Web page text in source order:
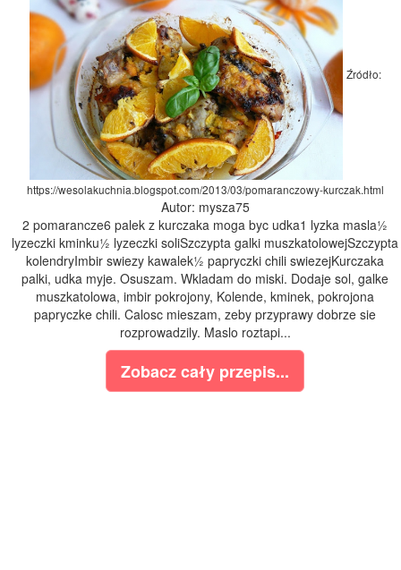
Źródło:
https://wesolakuchnia.blogspot.com/2013/03/pomaranczowy-kurczak.html
Autor: mysza75
2 pomarancze6 palek z kurczaka moga byc udka1 lyzka masla½
lyzeczki kminku½ lyzeczki soliSzczypta galki muszkatolowejSzczypta
kolendryImbir swiezy kawalek½ papryczki chili swiezejKurczaka
palki, udka myje. Osuszam. Wkladam do miski. Dodaje sol, galke
muszkatolowa, imbir pokrojony, Kolende, kminek, pokrojona
papryczke chili. Calosc mieszam, zeby przyprawy dobrze sie
rozprowadzily. Maslo roztapi...
Zobacz cały przepis...